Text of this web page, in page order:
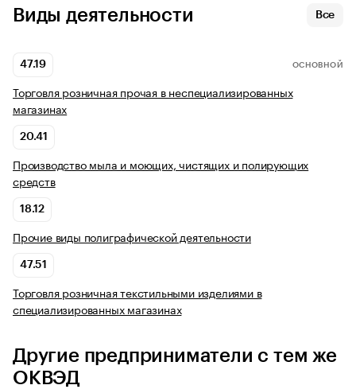
Виды деятельности Все
47.19 ОСНОВНОЙ
Торговля розничная прочая в неспециализированных
магазинах
20.41
Производство мыла и моющих, чистящих и полирующих
средств
18.12
Прочие виды полиграфической деятельности
47.51
Торговля розничная текстильными изделиями в
специализированных магазинах
Другие предприниматели с тем же
ОКВЭД